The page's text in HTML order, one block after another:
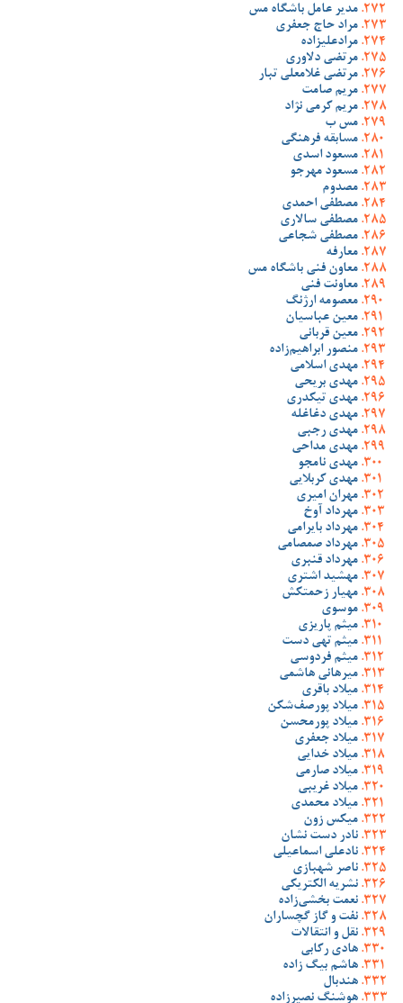
مدیر عامل باشگاه مس
مراد حاج جعفری
مرادعلیزاده
مرتضی دلاوری
مرتضی غلامعلی تبار
مریم صامت
مریم کرمی نژاد
مس ب
مسابقه فرهنگی
مسعود اسدی
مسعود مهرجو
مصدوم
مصطفی احمدی
مصطفی سالاری
مصطفی شجاعی
معارفه
معاون فنی باشگاه مس
معاونت فنی
معصومه ارژنگ
معین عباسیان
معین قربانی
منصور ابراهیم‌زاده
مهدی اسلامی
مهدی بریحی
مهدی تیکدری
مهدی دغاغله
مهدی رجبی
مهدی مداحی
مهدی نامجو
مهدی کربلایی
مهران امیری
مهرداد آوخ
مهرداد بایرامی
مهرداد صمصامی
مهرداد قنبری
مهشید اشتری
مهیار زحمتکش
موسوی
میثم پاریزی
میثم تهی دست
میثم فردوسی
میرهانی هاشمی
میلاد باقری
میلاد پورصف‌شکن
میلاد پورمحسن
میلاد جعفری
میلاد خدایی
میلاد صارمی
میلاد غریبی
میلاد محمدی
میکس زون
نادر دست نشان
نادعلی اسماعیلی
ناصر شهبازی
نشریه الکتریکی
نعمت بخشی‌زاده
نفت و گاز گچساران
نقل و انتقالات
هادی رکابی
هاشم بیگ زاده
هندبال
هوشنگ نصیرزاده